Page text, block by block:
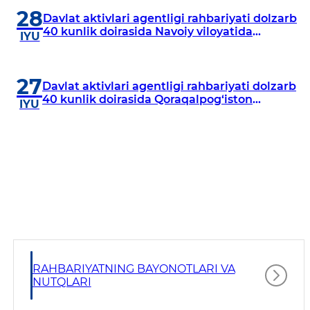
28
IYU
Davlat aktivlari agentligi rahbariyati dolzarb
40 kunlik doirasida Navoiy viloyatida
27
IYU
Davlat aktivlari agentligi rahbariyati dolzarb
40 kunlik doirasida Qoraqalpog‘iston
RAHBARIYATNING BAYONOTLARI VA
NUTQLARI